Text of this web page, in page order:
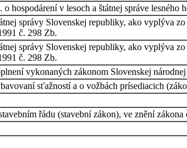
v lesoch a štátnej správe lesného
správy Slovenskej republiky, ako vyplýva
č. 298 Zb.
správy Slovenskej republiky, ako vyplýva
č. 298 Zb.
vykonaných zákonom Slovenskej
sťažností a o vožbách prísediacich
řádu (stavební zákon), ve znění zákona